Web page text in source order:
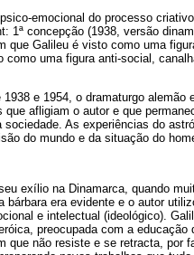
emocional do processo
1ª concepção (1938, versão
que Galileu é visto como uma
como uma figura anti-social,
e 1954, o dramaturgo
que afligiam o autor e que
As experiências do
do mundo e da situação do
exílio na Dinamarca, quando
era evidente e o autor
e intelectual (ideológico).
preocupada com a
que não resiste e se retracta, por